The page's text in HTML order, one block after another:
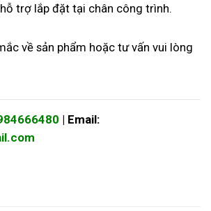
trợ lắp đặt tại chân công trình.
về sản phẩm hoặc tư vấn vui lòng
| Email: